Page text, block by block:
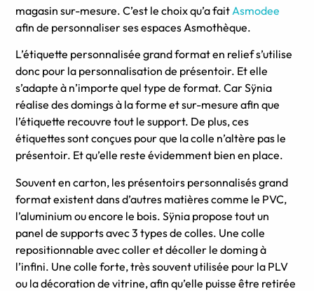
magasin sur-mesure. C’est le choix qu’a fait Asmodee
afin de personnaliser ses espaces Asmothèque.
L’étiquette personnalisée grand format en relief s’utilise
donc pour la personnalisation de présentoir. Et elle
s’adapte à n’importe quel type de format. Car Sÿnia
réalise des domings à la forme et sur-mesure afin que
l’étiquette recouvre tout le support. De plus, ces
étiquettes sont conçues pour que la colle n’altère pas le
présentoir. Et qu’elle reste évidemment bien en place.
Souvent en carton, les présentoirs personnalisés grand
format existent dans d’autres matières comme le PVC,
l’aluminium ou encore le bois. Sÿnia propose tout un
panel de supports avec 3 types de colles. Une colle
repositionnable avec coller et décoller le doming à
l’infini. Une colle forte, très souvent utilisée pour la PLV
ou la décoration de vitrine, afin qu’elle puisse être retirée